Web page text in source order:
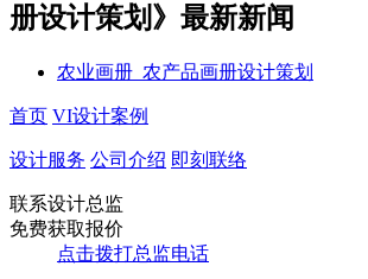
册设计策划》最新新闻
农业画册_农产品画册设计策划
首页 VI设计案例
设计服务 公司介绍 即刻联络
联系设计总监
免费获取报价
点击拨打总监电话